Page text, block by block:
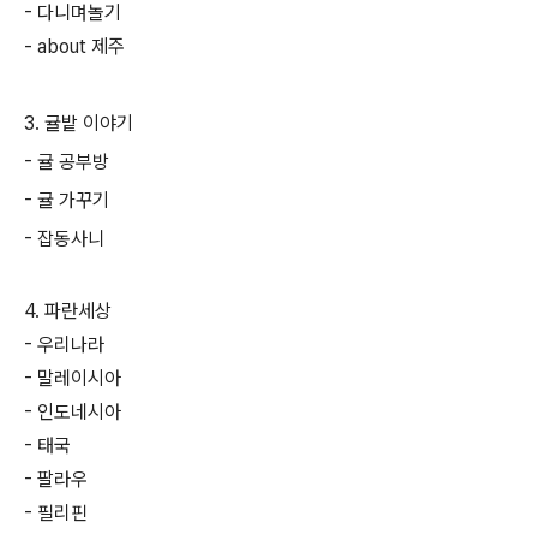
- 다니며놀기
- about 제주
3. 귤밭 이야기
- 귤 공부방
- 귤 가꾸기
- 잡동사니
4. 파란세상
- 우리나라
- 말레이시아
- 인도네시아
- 태국
- 팔라우
- 필리핀